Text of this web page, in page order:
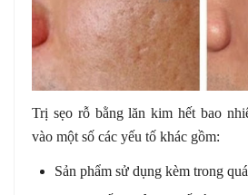
Trị sẹo rỗ bằng lăn kim hết bao
vào một số các yếu tố khác gồm:
Sản phẩm sử dụng kèm trong